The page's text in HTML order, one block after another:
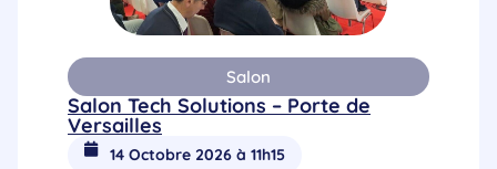
Salon
Salon Tech Solutions – Porte de
Versailles
14 Octobre 2026 à 11h15